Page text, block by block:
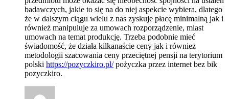
badawczych, jakie to się na do niej aspekcie wybiera, dlatego
że w dalszym ciągu wielu z nas zyskuje płacę minimalną jak i
również manipuluje za umowach rozporządzenie, miast
umowach na temat produkcję. Trzeba podobnie mieć
świadomość, że działa kilkanaście ceny jak i również
metodologii szacowania ceny przeciętnej pensji na terytorium
polski https://pozyczkiro.pl/pożyczka przez internet bez bik
pozyczkiro.